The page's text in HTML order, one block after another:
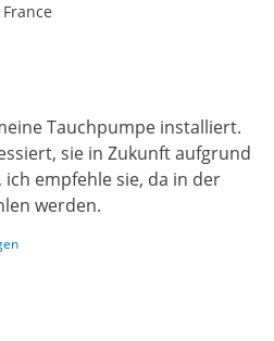
Tauchpumpe installiert.
sie in Zukunft aufgrund
ich empfehle sie, da in der
werden.